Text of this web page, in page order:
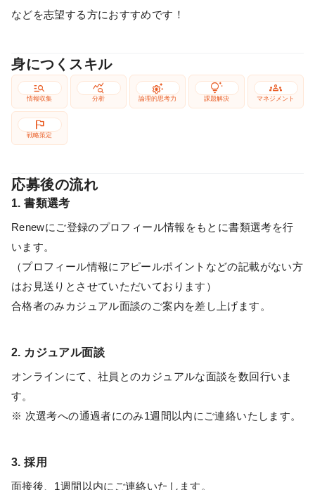
などを志望する方におすすめです！
身につくスキル
manage_search
情報収集
query_stats
分析
settings_suggest
論理的思考力
tips_and_updates
課題解決
groups
マネジメント
flag
戦略策定
応募後の流れ
1. 書類選考
Renewにご登録のプロフィール情報をもとに書類選考を行
います。
（プロフィール情報にアピールポイントなどの記載がない方
はお見送りとさせていただいております）
合格者のみカジュアル面談のご案内を差し上げます。
2. カジュアル面談
オンラインにて、社員とのカジュアルな面談を数回行いま
す。
※ 次選考への通過者にのみ1週間以内にご連絡いたします。
3. 採用
面接後、1週間以内にご連絡いたします。